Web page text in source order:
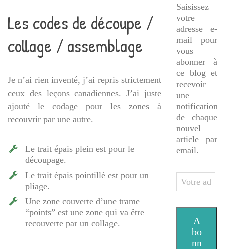
Les codes de découpe /
collage / assemblage
Je n’ai rien inventé, j’ai repris strictement
ceux des leçons canadiennes. J’ai juste
ajouté le codage pour les zones à
recouvrir par une autre.
Le trait épais plein est pour le
découpage.
Le trait épais pointillé est pour un
pliage.
Une zone couverte d’une trame
“points” est une zone qui va être
recouverte par un collage.
Saisissez
votre
adresse e-
mail pour
vous
abonner à
ce blog et
recevoir
une
notification
de chaque
nouvel
article par
email.
Votre
adresse
A
bo
nn